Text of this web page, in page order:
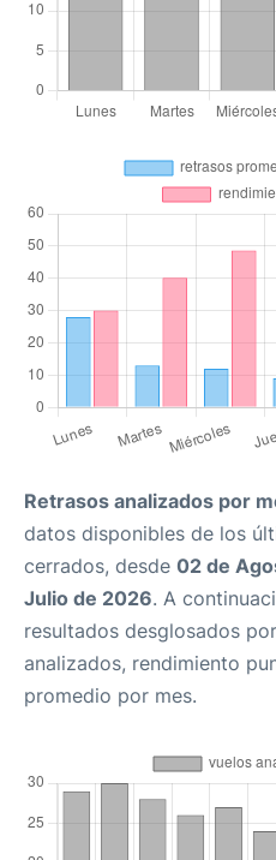
Retrasos analizados por
datos disponibles de los
cerrados, desde 02 de
Julio de 2026. A
resultados desglosados
analizados, rendimiento
promedio por mes.